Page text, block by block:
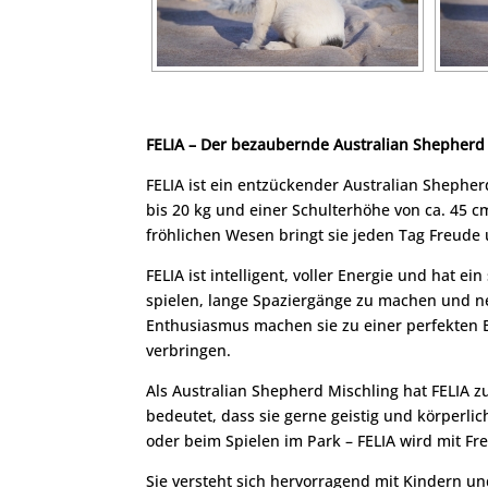
FELIA – Der bezaubernde Australian
FELIA ist ein entzückender Australian
bis 20 kg und einer Schulterhöhe von ca. 45
fröhlichen Wesen bringt sie jeden Tag
FELIA ist intelligent, voller Energie und hat
spielen, lange Spaziergänge zu machen
Enthusiasmus machen sie zu einer
verbringen.
Als Australian Shepherd Mischling hat FELIA
bedeutet, dass sie gerne geistig und
oder beim Spielen im Park – FELIA wird mit
Sie versteht sich hervorragend mit Kindern